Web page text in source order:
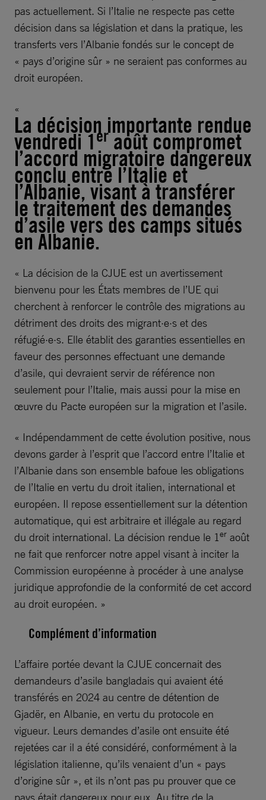
pas actuellement. Si l’Italie ne respecte pas cette
décision dans sa législation et dans la pratique, les
transferts vers l’Albanie fondés sur le concept de
« pays d’origine sûr » ne seraient pas conformes au
droit européen.
La décision importante rendue
vendredi 1eraoût compromet
l’accord migratoire dangereux
conclu entre l’Italie et
l’Albanie, visant à transférer
le traitement des demandes
d’asile vers des camps situés
en Albanie.
« La décision de la CJUE est un avertissement
bienvenu pour les États membres de l’UE qui
cherchent à renforcer le contrôle des migrations au
détriment des droits des migrant·e·s et des
réfugié·e·s. Elle établit des garanties essentielles en
faveur des personnes effectuant une demande
d’asile, qui devraient servir de référence non
seulement pour l’Italie, mais aussi pour la mise en
œuvre du Pacte européen sur la migration et l’asile.
« Indépendamment de cette évolution positive, nous
devons garder à l’esprit que l’accord entre l’Italie et
l’Albanie dans son ensemble bafoue les obligations
de l’Italie en vertu du droit italien, international et
européen. Il repose essentiellement sur la détention
automatique, qui est arbitraire et illégale au regard
du droit international. La décision rendue le 1 er août
ne fait que renforcer notre appel visant à inciter la
Commission européenne à procéder à une analyse
juridique approfondie de la conformité de cet accord
au droit européen. »
Complément d’information
L’affaire portée devant la CJUE concernait des
demandeurs d’asile bangladais qui avaient été
transférés en 2024 au centre de détention de
Gjadër, en Albanie, en vertu du protocole en
vigueur. Leurs demandes d’asile ont ensuite été
rejetées car il a été considéré, conformément à la
législation italienne, qu’ils venaient d’un « pays
d’origine sûr », et ils n’ont pas pu prouver que ce
pays était dangereux pour eux. Au titre de la